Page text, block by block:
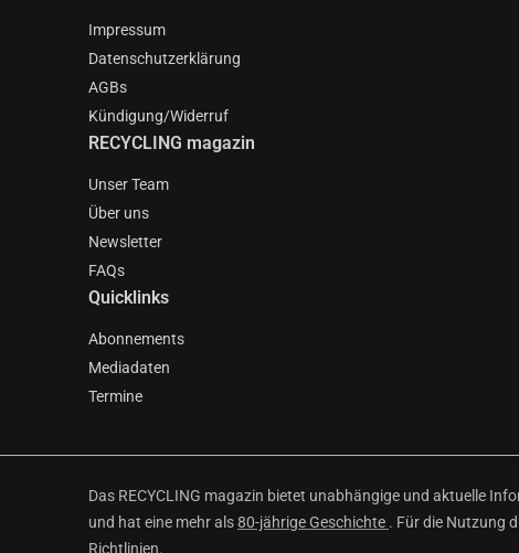
Impressum
Datenschutzerklärung
AGBs
Kündigung/Widerruf
RECYCLING magazin
Unser Team
Über uns
Newsletter
FAQs
Quicklinks
Abonnements
Mediadaten
Termine
Das RECYCLING magazin bietet unabhängige und aktuelle
und hat eine mehr als80-jährige Geschichte . Für die Nutzung
Richtlinien.